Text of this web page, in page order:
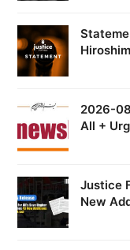
2026-
All +
Justice
New